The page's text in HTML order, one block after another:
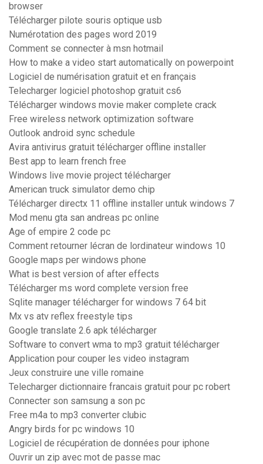
browser
Télécharger pilote souris optique usb
Numérotation des pages word 2019
Comment se connecter à msn hotmail
How to make a video start automatically on powerpoint
Logiciel de numérisation gratuit et en français
Telecharger logiciel photoshop gratuit cs6
Télécharger windows movie maker complete crack
Free wireless network optimization software
Outlook android sync schedule
Avira antivirus gratuit télécharger offline installer
Best app to learn french free
Windows live movie project télécharger
American truck simulator demo chip
Télécharger directx 11 offline installer untuk windows 7
Mod menu gta san andreas pc online
Age of empire 2 code pc
Comment retourner lécran de lordinateur windows 10
Google maps per windows phone
What is best version of after effects
Télécharger ms word complete version free
Sqlite manager télécharger for windows 7 64 bit
Mx vs atv reflex freestyle tips
Google translate 2.6 apk télécharger
Software to convert wma to mp3 gratuit télécharger
Application pour couper les video instagram
Jeux construire une ville romaine
Telecharger dictionnaire francais gratuit pour pc robert
Connecter son samsung a son pc
Free m4a to mp3 converter clubic
Angry birds for pc windows 10
Logiciel de récupération de données pour iphone
Ouvrir un zip avec mot de passe mac